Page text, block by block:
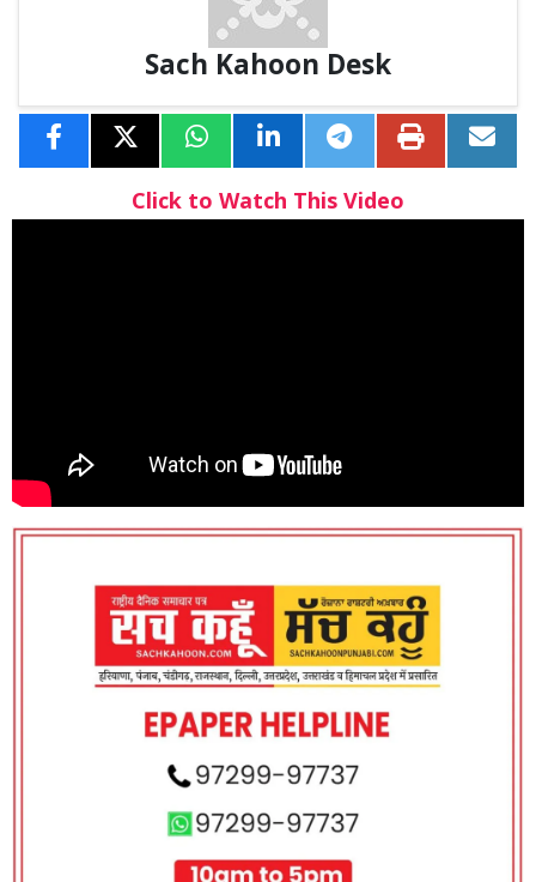
Sach Kahoon Desk
Click to Watch This Video